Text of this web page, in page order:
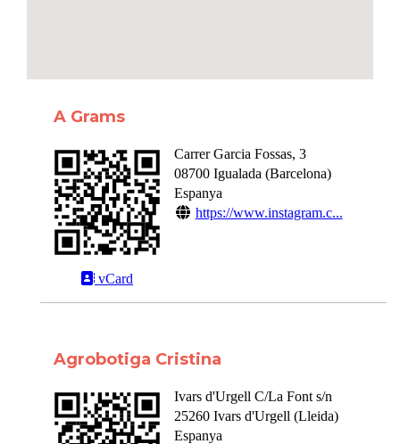
A Grams
vCard
Carrer Garcia Fossas, 3
08700 Igualada (Barcelona)
Espanya
https://www.instagram.c...
Agrobotiga Cristina
Ivars d'Urgell C/La Font s/n
25260 Ivars d'Urgell (Lleida)
Espanya